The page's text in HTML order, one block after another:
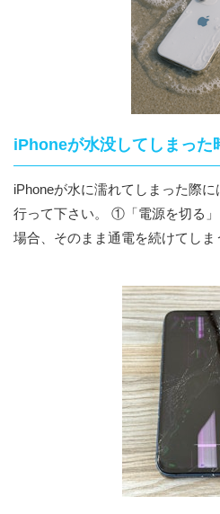
iPhoneが水没してしまった
iPhoneが水に濡れてしまった際
行って下さい。 ①「電源を切る」 水が内部に侵入していた
場合、そのまま通電を続けてしま